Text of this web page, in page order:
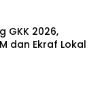
GKK 2026,
dan Ekraf Lokal